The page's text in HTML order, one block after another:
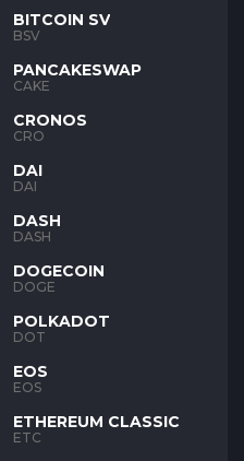
BITCOIN SV
BSV
PANCAKESWAP
CAKE
CRONOS
CRO
DAI
DAI
DASH
DASH
DOGECOIN
DOGE
POLKADOT
DOT
EOS
EOS
ETHEREUM CLASSIC
ETC